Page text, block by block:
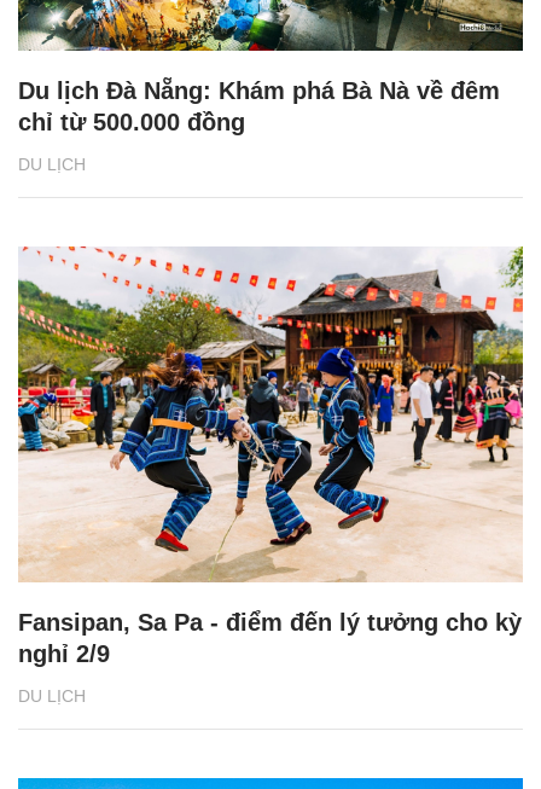
DU LỊCH
Du lịch Đà Nẵng: Khám phá Bà Nà về đêm
chỉ từ 500.000 đồng
DU LỊCH
Fansipan, Sa Pa - điểm đến lý tưởng cho kỳ
nghỉ 2/9